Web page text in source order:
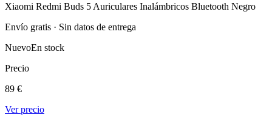
Xiaomi Redmi Buds 5 Auriculares Inalámbricos Bluetooth Negro
Envío gratis · Sin datos de entrega
NuevoEn stock
Precio
89 €
Ver precio